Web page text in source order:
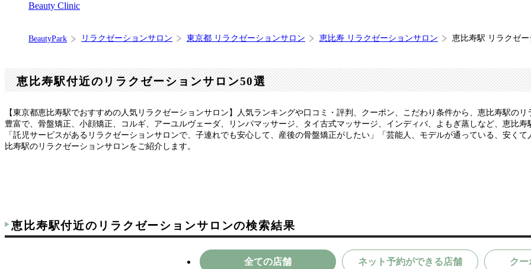
Beauty Clinic
BeautyPark リラクゼーションサロン 東京都 リラクゼーションサロン 恵比寿 リラクゼーションサロン 恵比寿駅 リラクゼ
恵比寿駅付近のリラクゼーションサロン50選
【東京都恵比寿駅でおすすめの人気リラクゼーションサロン】人気ランキングや口コミ・評判、クーポン、こだわり条件から、恵比寿駅の
豊富で、骨盤矯正、小顔矯正、コルギ、アーユルヴェーダ、リンパマッサージ、タイ古式マッサージ、インディバ、よもぎ蒸しなど、恵比
「託児サービスがあるリラクゼーションサロンで、子連れでも安心して、産後の骨盤矯正がしたい」「芸能人、モデルが通っている、安く
比寿駅のリラクゼーションサロンをご紹介します。
恵比寿駅付近のリラクゼーションサロンの検索結果
全ての店舗 ネット予約ができる店舗 クー